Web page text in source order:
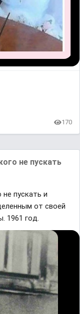
170
не пускать
пускать и
от своей
1961 гoд.